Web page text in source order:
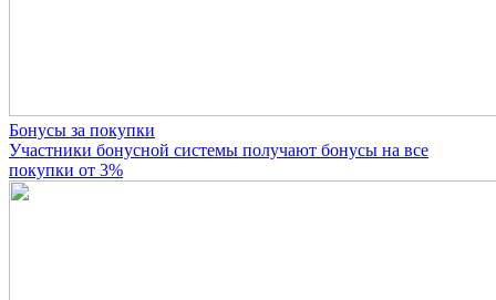
Бонусы за покупки
Участники бонусной системы получают бонусы на все
покупки от 3%